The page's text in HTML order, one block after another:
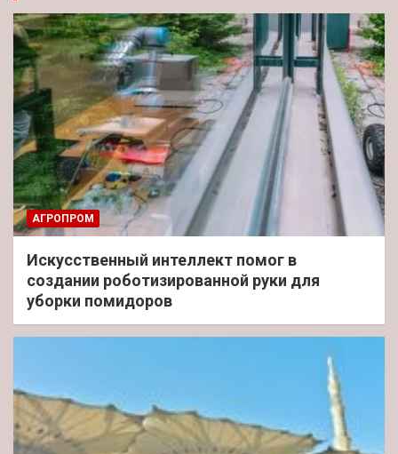
АГРОПРОМ
Искусственный интеллект помог в
создании роботизированной руки для
уборки помидоров